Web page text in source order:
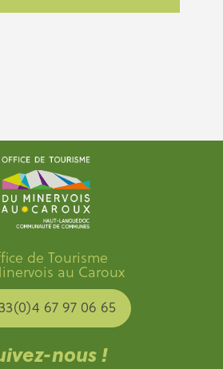
de Tourisme
au Caroux
67 97 06 65
nous !